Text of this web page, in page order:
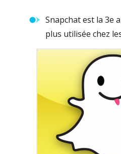
Snapchat est la 3e
plus utilisée chez